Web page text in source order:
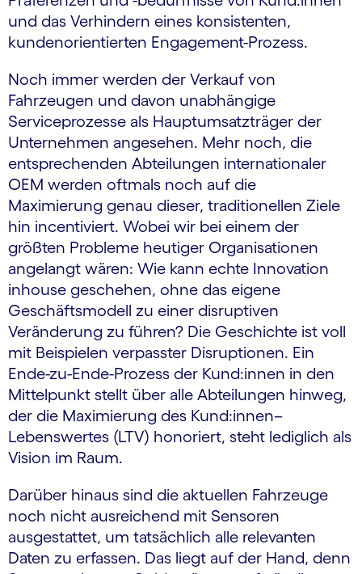
und das Verhindern eines konsistenten,
kundenorientierten Engagement-Prozess.
Noch immer werden der Verkauf von
Fahrzeugen und davon unabhängige
Serviceprozesse als Hauptumsatzträger der
Unternehmen angesehen. Mehr noch, die
entsprechenden Abteilungen internationaler
OEM werden oftmals noch auf die
Maximierung genau dieser, traditionellen Ziele
hin incentiviert. Wobei wir bei einem der
größten Probleme heutiger Organisationen
angelangt wären: Wie kann echte Innovation
inhouse geschehen, ohne das eigene
Geschäftsmodell zu einer disruptiven
Veränderung zu führen? Die Geschichte ist voll
mit Beispielen verpasster Disruptionen. Ein
Ende-zu-Ende-Prozess der Kund:innen in den
Mittelpunkt stellt über alle Abteilungen hinweg,
der die Maximierung des Kund:innen–
Lebenswertes (LTV) honoriert, steht lediglich als
Vision im Raum.
Darüber hinaus sind die aktuellen Fahrzeuge
noch nicht ausreichend mit Sensoren
ausgestattet, um tatsächlich alle relevanten
Daten zu erfassen. Das liegt auf der Hand, denn